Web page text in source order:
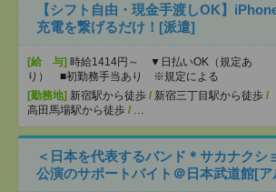
【シフト自由・現金手渡しOK】
充電を繋げるだけ！[派遣]
[給 与] 時給1414円～ ▼日払いOK（規定あ
り） ■初勤務手当あり ※規定による
[勤務地] 新宿駅から徒歩 / 新宿三丁目駅から徒歩 /
高田馬場駅から徒歩 / …
＜日本を代表するバンド＊サカナクシ
公演のサポートバイト＠日本武道館[ア